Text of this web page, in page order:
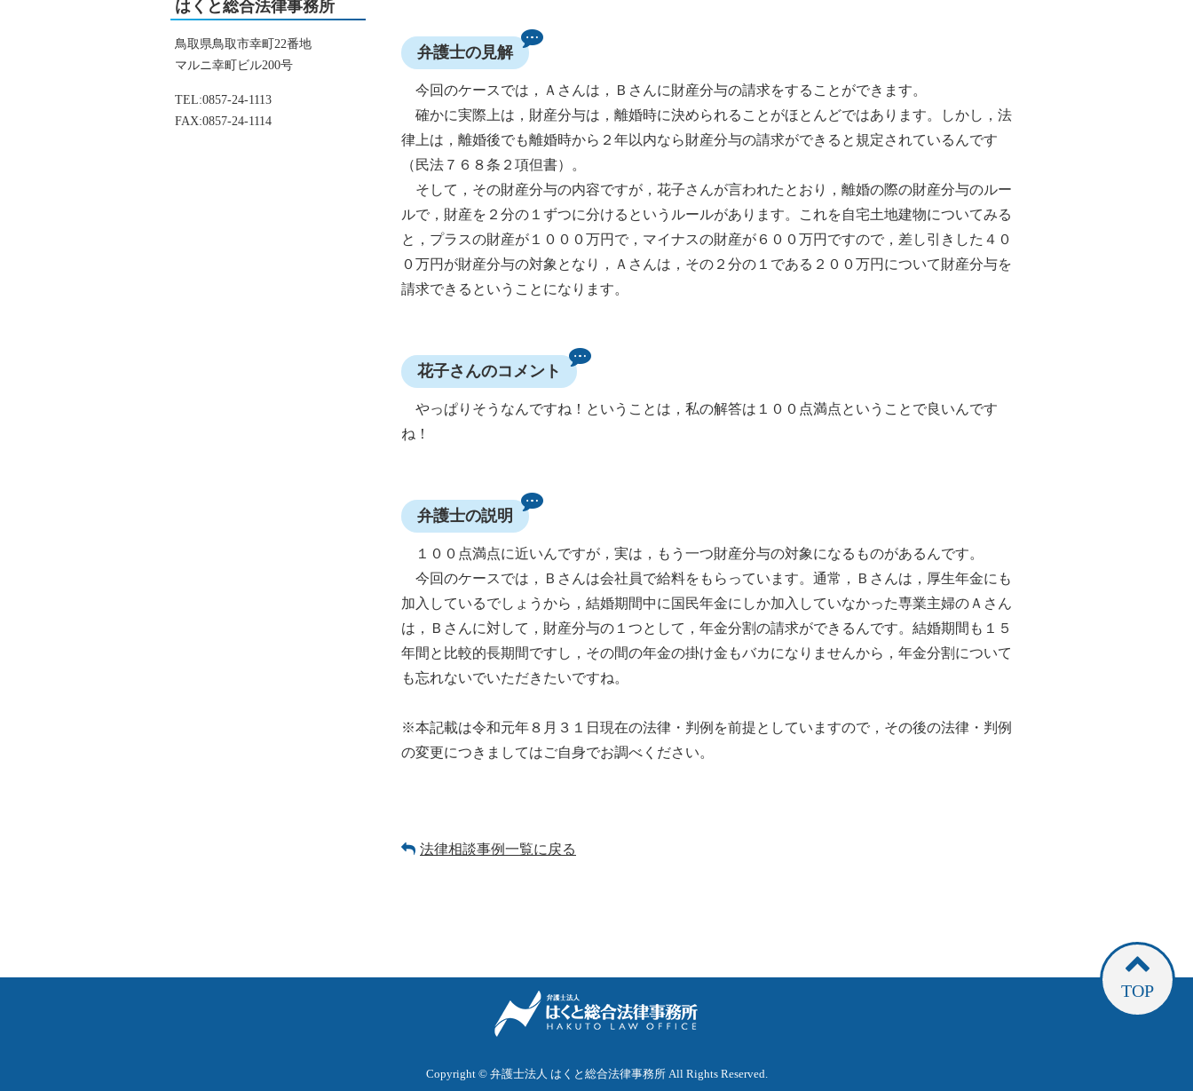
弁護士の見解
今回のケースでは，Ａさんは，Ｂさんに財産分与の請求をすることができます。
確かに実際上は，財産分与は，離婚時に決められることがほとんどではあります。しかし，法
律上は，離婚後でも離婚時から２年以内なら財産分与の請求ができると規定されているんです
（民法７６８条２項但書）。
そして，その財産分与の内容ですが，花子さんが言われたとおり，離婚の際の財産分与のルー
ルで，財産を２分の１ずつに分けるというルールがあります。これを自宅土地建物についてみる
と，プラスの財産が１０００万円で，マイナスの財産が６００万円ですので，差し引きした４０
０万円が財産分与の対象となり，Ａさんは，その２分の１である２００万円について財産分与を
請求できるということになります。
花子さんのコメント
やっぱりそうなんですね！ということは，私の解答は１００点満点ということで良いんです
ね！
弁護士の説明
１００点満点に近いんですが，実は，もう一つ財産分与の対象になるものがあるんです。
今回のケースでは，Ｂさんは会社員で給料をもらっています。通常，Ｂさんは，厚生年金にも
加入しているでしょうから，結婚期間中に国民年金にしか加入していなかった専業主婦のＡさん
は，Ｂさんに対して，財産分与の１つとして，年金分割の請求ができるんです。結婚期間も１５
年間と比較的長期間ですし，その間の年金の掛け金もバカになりませんから，年金分割について
も忘れないでいただきたいですね。
※本記載は令和元年８月３１日現在の法律・判例を前提としていますので，その後の法律・判例
の変更につきましてはご自身でお調べください。
法律相談事例一覧に戻る
はくと総合法律事務所
鳥取県鳥取市幸町22番地
マルニ幸町ビル200号
TEL:0857-24-1113
FAX:0857-24-1114
TOP
Copyright © 弁護士法人 はくと総合法律事務所 All Rights Reserved.